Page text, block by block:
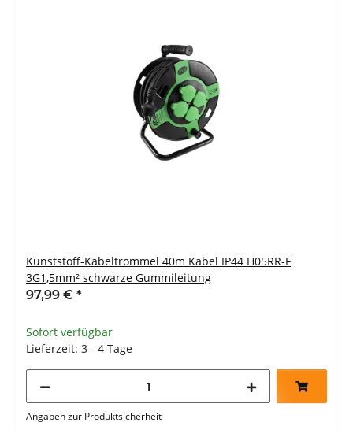
Kunststoff-Kabeltrommel 40m Kabel IP44 H05RR-F
3G1,5mm² schwarze Gummileitung
97,99 € *
Sofort verfügbar
Lieferzeit: 3 - 4 Tage
Angaben zur Produktsicherheit